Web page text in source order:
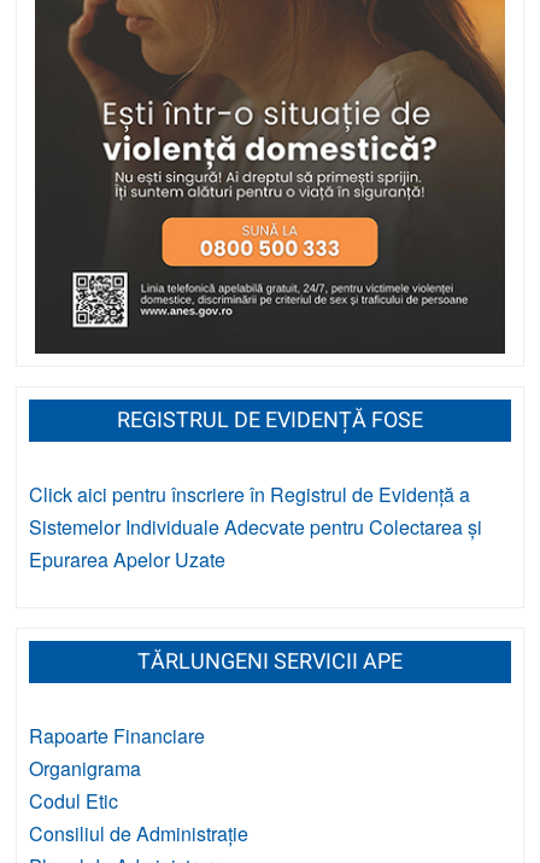
REGISTRUL DE EVIDENȚĂ FOSE
Click aici pentru înscriere în Registrul de Evidență a
Sistemelor Individuale Adecvate pentru Colectarea și
Epurarea Apelor Uzate
TĂRLUNGENI SERVICII APE
Rapoarte Financiare
Organigrama
Codul Etic
Consiliul de Administrație